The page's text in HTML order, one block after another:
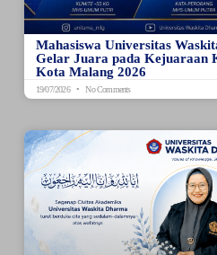
Mahasiswa Universitas
Gelar Juara pada Kejuaraan
Kota Malang 2026
19/07/2026 No Comments